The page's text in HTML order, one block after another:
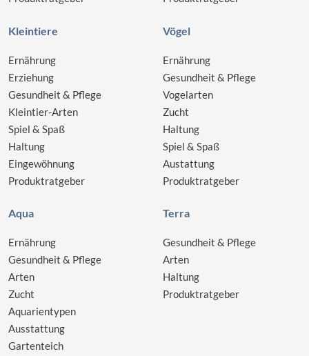
Kleintiere
Ernährung
Erziehung
Gesundheit & Pflege
Kleintier-Arten
Spiel & Spaß
Haltung
Eingewöhnung
Produktratgeber
Vögel
Ernährung
Gesundheit & Pflege
Vogelarten
Zucht
Haltung
Spiel & Spaß
Austattung
Produktratgeber
Aqua
Ernährung
Gesundheit & Pflege
Arten
Zucht
Aquarientypen
Ausstattung
Gartenteich
Terra
Gesundheit & Pflege
Arten
Haltung
Produktratgeber